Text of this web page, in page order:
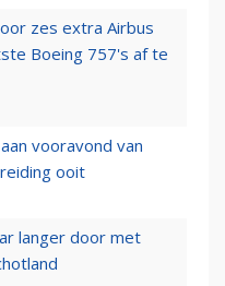
zes extra Airbus
Boeing 757's af te
vooravond van
ooit
langer door met